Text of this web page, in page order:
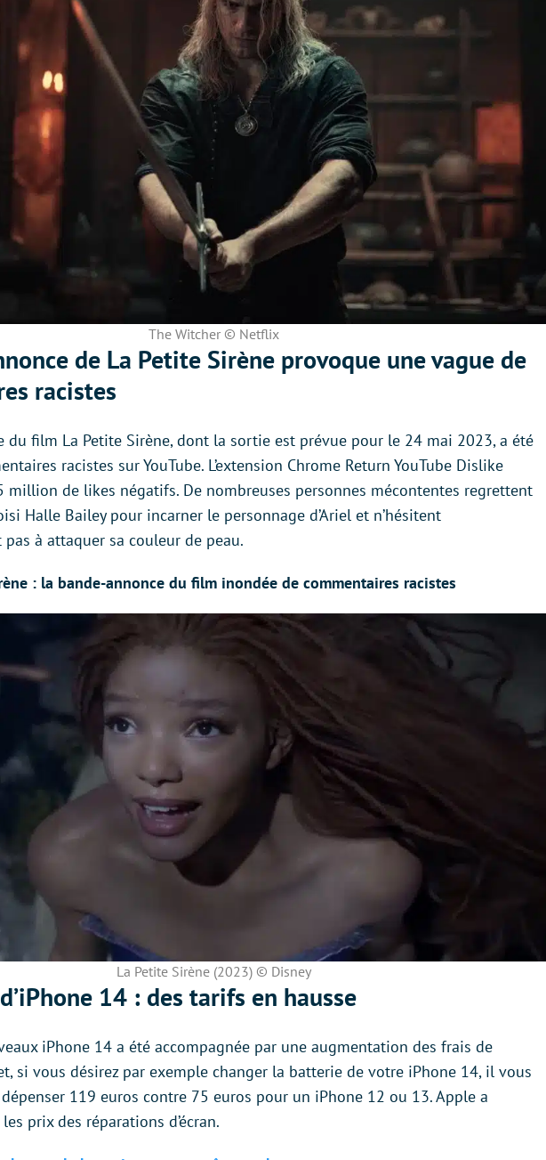
The Witcher © Netflix
de La Petite Sirène provoque une vague de
racistes
du film La Petite Sirène, dont la sortie est prévue pour le 24 mai 2023, a été
racistes sur YouTube. L’extension Chrome Return YouTube Dislike
million de likes négatifs. De nombreuses personnes mécontentes regrettent
Halle Bailey pour incarner le personnage d’Ariel et n’hésitent
à attaquer sa couleur de peau.
: la bande-annonce du film inondée de commentaires racistes
La Petite Sirène (2023) © Disney
14 : des tarifs en hausse
iPhone 14 a été accompagnée par une augmentation des frais de
si vous désirez par exemple changer la batterie de votre iPhone 14, il vous
119 euros contre 75 euros pour un iPhone 12 ou 13. Apple a
prix des réparations d’écran.